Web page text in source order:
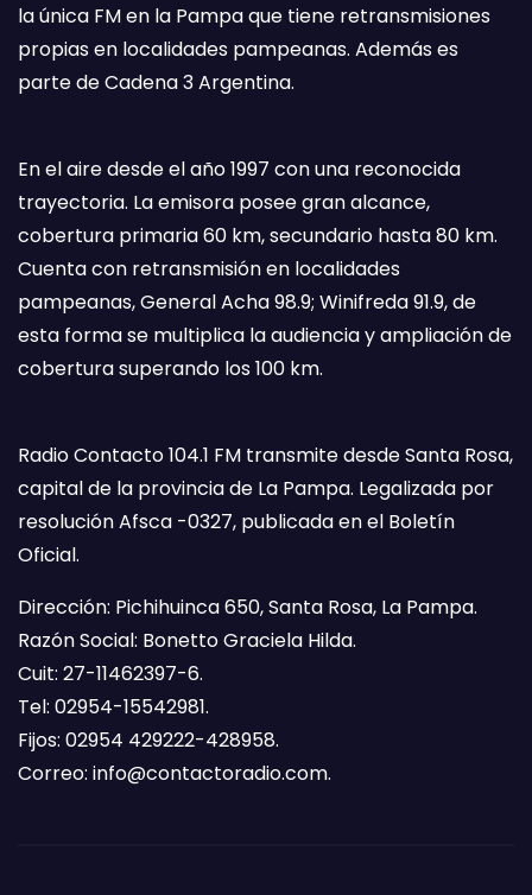
la única FM en la Pampa que tiene retransmisiones
propias en localidades pampeanas. Además es
parte de Cadena 3 Argentina.
En el aire desde el año 1997 con una reconocida
trayectoria. La emisora posee gran alcance,
cobertura primaria 60 km, secundario hasta 80 km.
Cuenta con retransmisión en localidades
pampeanas, General Acha 98.9; Winifreda 91.9, de
esta forma se multiplica la audiencia y ampliación de
cobertura superando los 100 km.
Radio Contacto 104.1 FM transmite desde Santa Rosa,
capital de la provincia de La Pampa. Legalizada por
resolución Afsca -0327, publicada en el Boletín
Oficial.
Dirección: Pichihuinca 650, Santa Rosa, La Pampa.
Razón Social: Bonetto Graciela Hilda.
Cuit: 27-11462397-6.
Tel: 02954-15542981.
Fijos: 02954 429222-428958.
Correo: info@contactoradio.com.